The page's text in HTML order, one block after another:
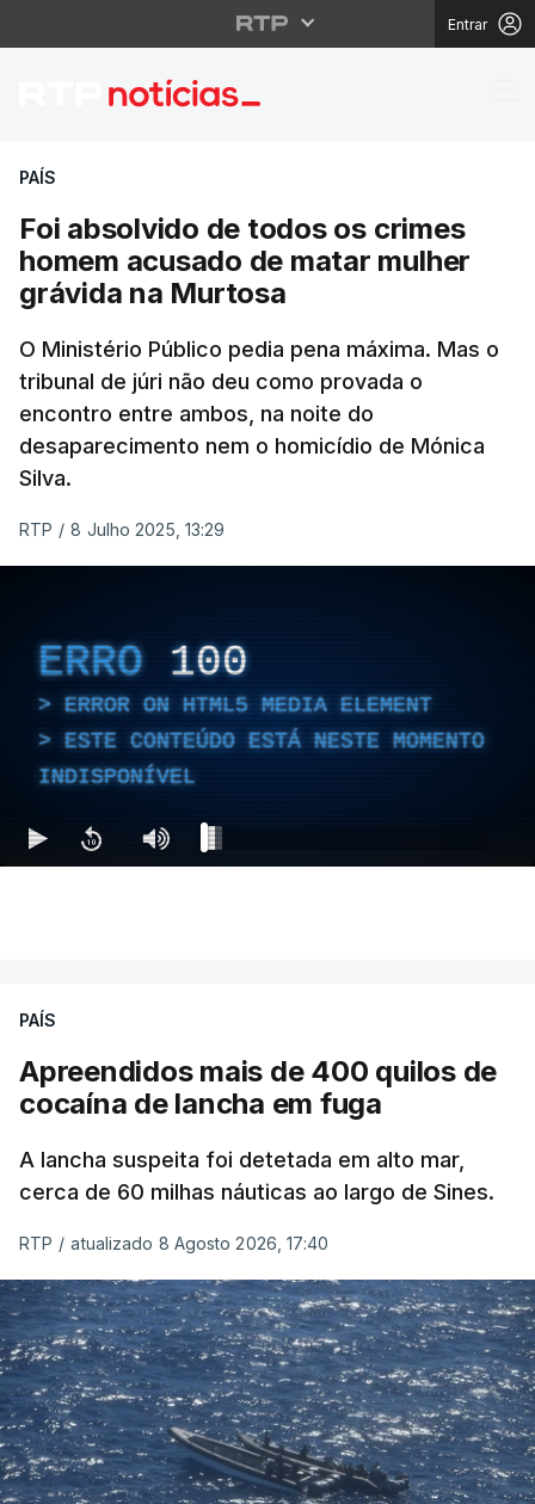
Entrar
Foi absolvido de
PAÍS
Foi absolvido de todos os crimes
homem acusado de matar mulher
grávida na Murtosa
O Ministério Público pedia pena máxima. Mas o
tribunal de júri não deu como provada o
encontro entre ambos, na noite do
desaparecimento nem o homicídio de Mónica
Silva.
RTP / 8 Julho 2025, 13:29
ERRO 100
ERROR ON HTML5 MEDIA ELEMENT
ESTE CONTEÚDO ESTÁ NESTE MOMENTO
INDISPONÍVEL
PAÍS
Apreendidos mais de 400 quilos de
cocaína de lancha em fuga
A lancha suspeita foi detetada em alto mar,
cerca de 60 milhas náuticas ao largo de Sines.
RTP / atualizado 8 Agosto 2026, 17:40